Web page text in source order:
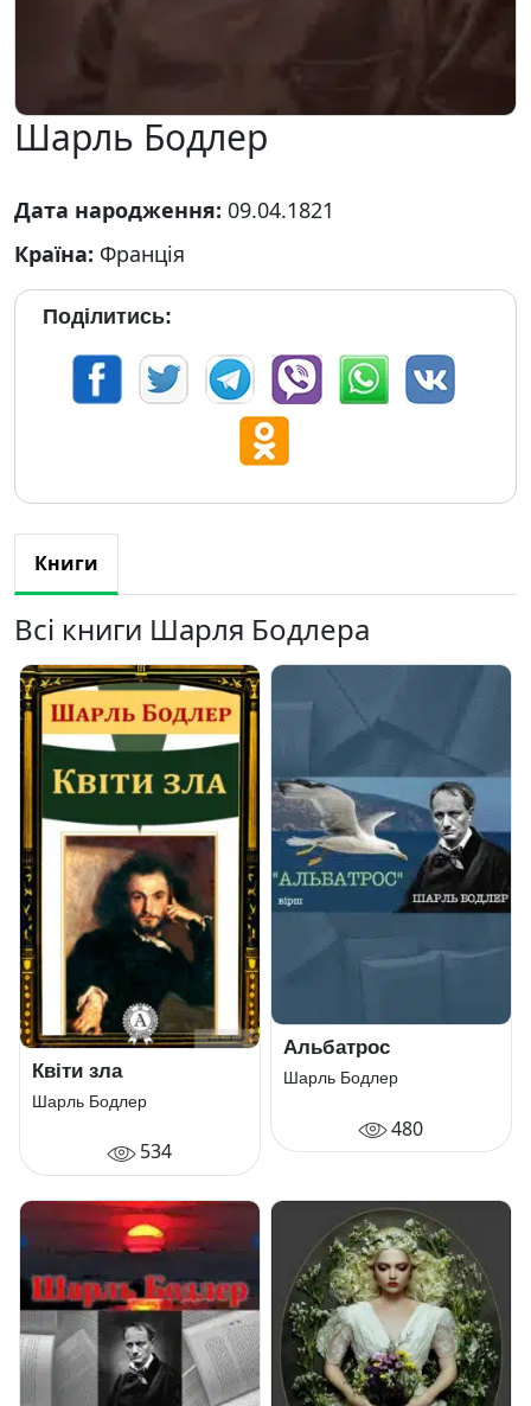
Шарль Бодлер
Дата народження: 09.04.1821
Країна: Франція
Поділитись:
Книги
Всі книги Шарля Бодлера
Квіти зла
Шарль Бодлер
534
Альбатрос
Шарль Бодлер
480